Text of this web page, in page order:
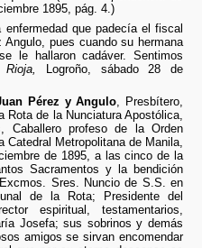
1895, pág. 4.)
que padecía el fiscal
pues cuando su hermana
le hallaron cadáver. Sentimos
Logroño, sábado 28 de
Pérez y Angulo , Presbítero,
Rota de la Nunciatura Apostólica,
Caballero profeso de la Orden
Metropolitana de Manila,
de 1895, a las cinco de la
Sacramentos y la bendición
Sres. Nuncio de S.S. en
de la Rota; Presidente del
espiritual, testamentarios,
Josefa; sus sobrinos y demás
amigos se sirvan encomendar